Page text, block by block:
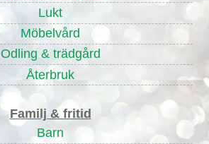
Lukt
Möbelvård
Odling & trädgård
Återbruk
Familj & fritid
Barn